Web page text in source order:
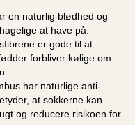
en naturlig blødhed og
at have på.
er gode til at
forbliver kølige om
har naturlige anti-
at sokkerne kan
og reducere risikoen for